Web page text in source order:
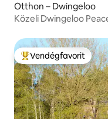
Otthon – Dwingeloo
Közeli Dwingeloo
Kiemelt vendégfavorit
Vendégfavorit